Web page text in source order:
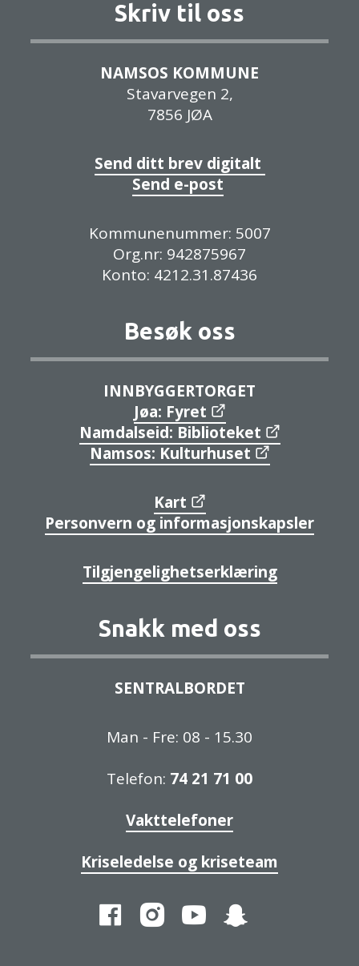
Skriv til oss
NAMSOS KOMMUNE
Stavarvegen 2,
7856 JØA
Send ditt brev digitalt
Send e-post
Kommunenummer: 5007
Org.nr: 942875967
Konto: 4212.31.87436
Besøk oss
INNBYGGERTORGET
Jøa: Fyret
Namdalseid: Biblioteket
Namsos: Kulturhuset
Kart
Personvern og informasjonskapsler
Tilgjengelighetserklæring
Snakk med oss
SENTRALBORDET
Man - Fre: 08 - 15.30
Telefon: 74 21 71 00
Vakttelefoner
Kriseledelse og kriseteam
FacebookInstagramYouTube